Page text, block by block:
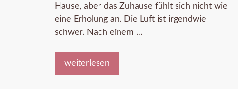
Hause, aber das Zuhause fühlt sich nicht wie
eine Erholung an. Die Luft ist irgendwie
schwer. Nach einem …
weiterlesen